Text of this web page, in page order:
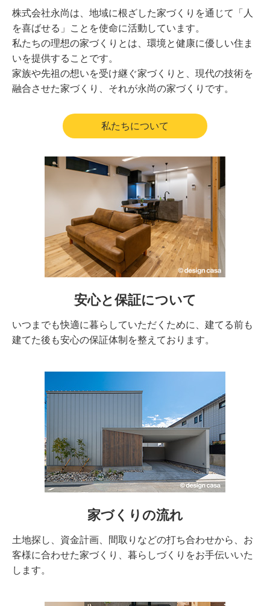
株式会社永尚は、地域に根ざした家づくりを通じて「人
を喜ばせる」ことを使命に活動しています。
私たちの理想の家づくりとは、環境と健康に優しい住ま
いを提供することです。
家族や先祖の想いを受け継ぐ家づくりと、現代の技術を
融合させた家づくり、それが永尚の家づくりです。
私たちについて
安心と保証について
いつまでも快適に暮らしていただくために、建てる前も
建てた後も安心の保証体制を整えております。
家づくりの流れ
土地探し、資金計画、間取りなどの打ち合わせから、お
客様に合わせた家づくり、暮らしづくりをお手伝いいた
します。